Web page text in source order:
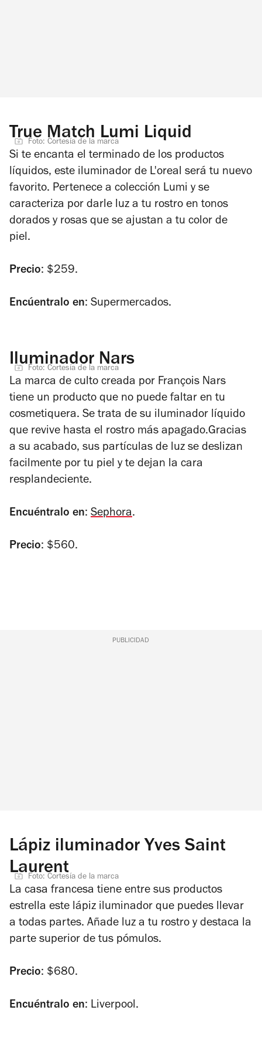
True Match Lumi Liquid
Foto: Cortesía de la marca
Si te encanta el terminado de los productos
líquidos, este iluminador de L'oreal será tu nuevo
favorito. Pertenece a colección Lumi y se
caracteriza por darle luz a tu rostro en tonos
dorados y rosas que se ajustan a tu color de
piel.
Precio: $259.
Encúentralo en: Supermercados.
Iluminador Nars
Foto: Cortesía de la marca
La marca de culto creada por François Nars
tiene un producto que no puede faltar en tu
cosmetiquera. Se trata de su iluminador líquido
que revive hasta el rostro más apagado.Gracias
a su acabado, sus partículas de luz se deslizan
facilmente por tu piel y te dejan la cara
resplandeciente.
Encuéntralo en: Sephora.
Precio: $560.
PUBLICIDAD
Lápiz iluminador Yves Saint
Laurent
Foto: Cortesía de la marca
La casa francesa tiene entre sus productos
estrella este lápiz iluminador que puedes llevar
a todas partes. Añade luz a tu rostro y destaca la
parte superior de tus pómulos.
Precio: $680.
Encuéntralo en: Liverpool.